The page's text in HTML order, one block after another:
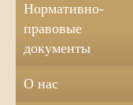
Нормативно-
правовые
документы
О нас